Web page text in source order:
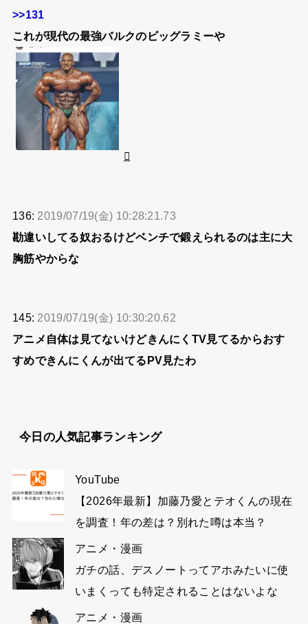
>>131
これが現代の最強バルクのビッグラミーや
136: 2019/07/19(金) 10:28:21.73
勘違いしてる奴おるけどベンチで鍛えられるのは主に大
胸筋やからな
145: 2019/07/19(金) 10:30:20.62
アニメ自体は見てないけどきんにくTV見てるからおす
すめできんにくんが出てるPV見たわ
今日の人気記事ランキング
YouTube
【2026年最新】加藤乃愛とテオくんの現在
を調査！年の差は？別れた噂は本当？
アニメ・漫画
ガチの話、デスノートってアホみたいに使
いまくっても特定されることはないよな
アニメ・漫画